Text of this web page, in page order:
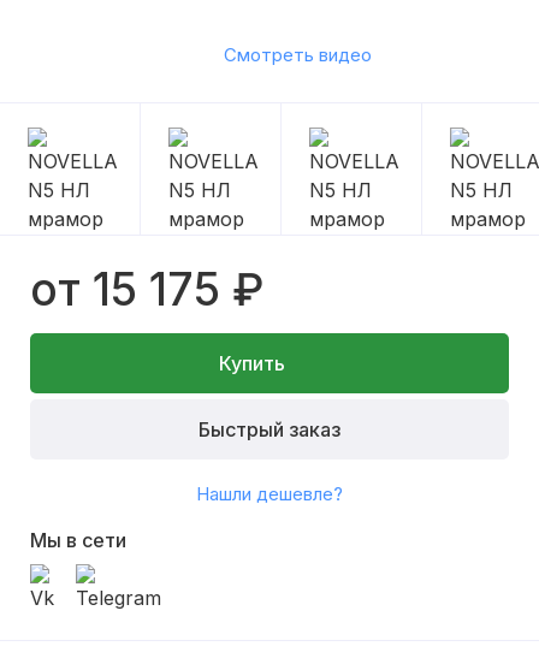
Смотреть видео
от 15 175 ₽
Купить
Быстрый заказ
Нашли дешевле?
Мы в сети